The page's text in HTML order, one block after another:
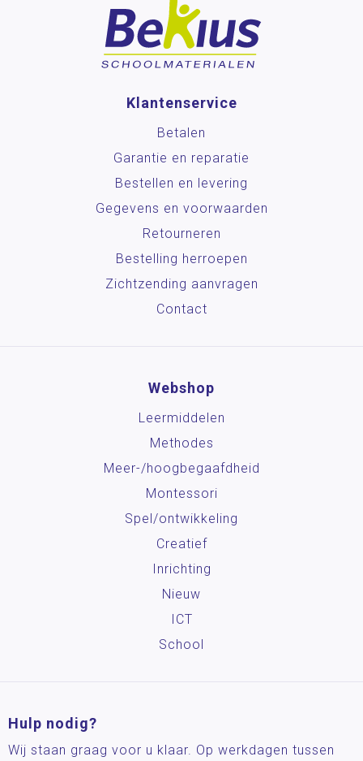
Klantenservice
Betalen
Garantie en reparatie
Bestellen en levering
Gegevens en voorwaarden
Retourneren
Bestelling herroepen
Zichtzending aanvragen
Contact
Webshop
Leermiddelen
Methodes
Meer-/hoog­begaafdheid
Montessori
Spel/ontwikkeling
Creatief
Inrichting
Nieuw
ICT
School
Hulp nodig?
Wij staan graag voor u klaar. Op werkdagen tussen